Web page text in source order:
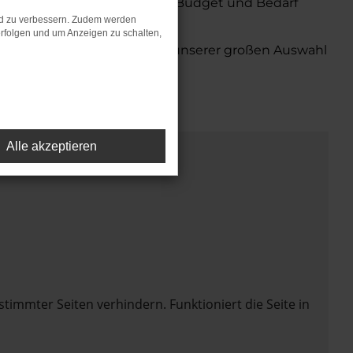
Autohaus in Achim. Mit unserer großen Auswahl
Seiten verhindern. Funktioniert die Seite in
zu verbessern. Zudem werden
und um Anzeigen zu schalten,
Alle akzeptieren